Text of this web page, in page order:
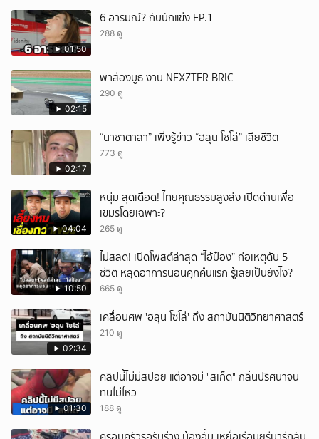
01:50
6 อารมณ์? กับนักแข่ง EP.1
288 ดู
02:15
พาส่องบูธ งาน NEXZTER BRIC
290 ดู
02:17
“นาซาตาลา” เพิ่งรู้ข่าว “ฮลุน โซโล่” เสียชีวิต
773 ดู
04:04
หนุ่ม สุดเดือด! ไทยคุณธรรมสูงส่ง เปิดด่านเพื่อ
เขมรโดยเฉพาะ?
265 ดู
10:50
ไม่สลด! เปิดโพสต์ล่าสุด “ไอ้ป๋อง” ก่อเหตุดับ 5
ชีวิต หลุดอาการนอนคุกคืนแรก รู้เลยเป็นยังไง?
665 ดู
02:34
เคลื่อนศพ 'ฮลุน โซโล่' ถึง สถาบันนิติวิทยาศาสตร์
210 ดู
01:30
คลิปนี้ไม่มีสปอย แต่อาจมี "สเก็ด" กลิ่นปริศนาจน
ทนไม่ไหว
188 ดู